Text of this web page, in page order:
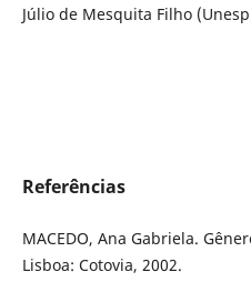
Júlio de Mesquita Filho
Referências
MACEDO, Ana Gabriela.
Lisboa: Cotovia, 2002.